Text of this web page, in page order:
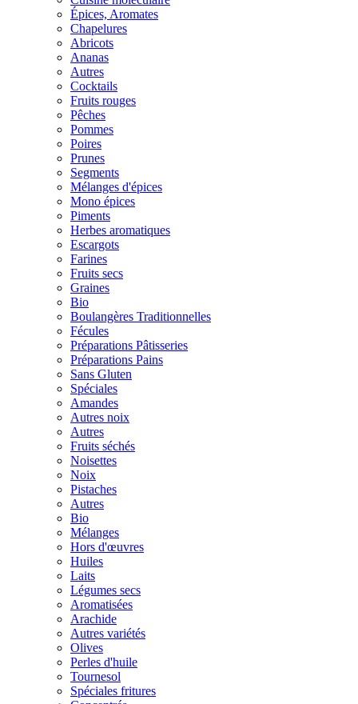
Épices, Aromates
Chapelures
Abricots
Ananas
Autres
Cocktails
Fruits rouges
Pêches
Pommes
Poires
Prunes
Segments
Mélanges d'épices
Mono épices
Piments
Herbes aromatiques
Escargots
Farines
Fruits secs
Graines
Bio
Boulangères Traditionnelles
Fécules
Préparations Pâtisseries
Préparations Pains
Sans Gluten
Spéciales
Amandes
Autres noix
Autres
Fruits séchés
Noisettes
Noix
Pistaches
Autres
Bio
Mélanges
Hors d'œuvres
Huiles
Laits
Légumes secs
Aromatisées
Arachide
Autres variétés
Olives
Perles d'huile
Tournesol
Spéciales fritures